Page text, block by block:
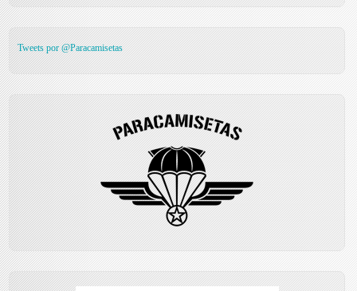
Tweets por @Paracamisetas